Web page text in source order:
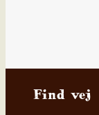
Find vej